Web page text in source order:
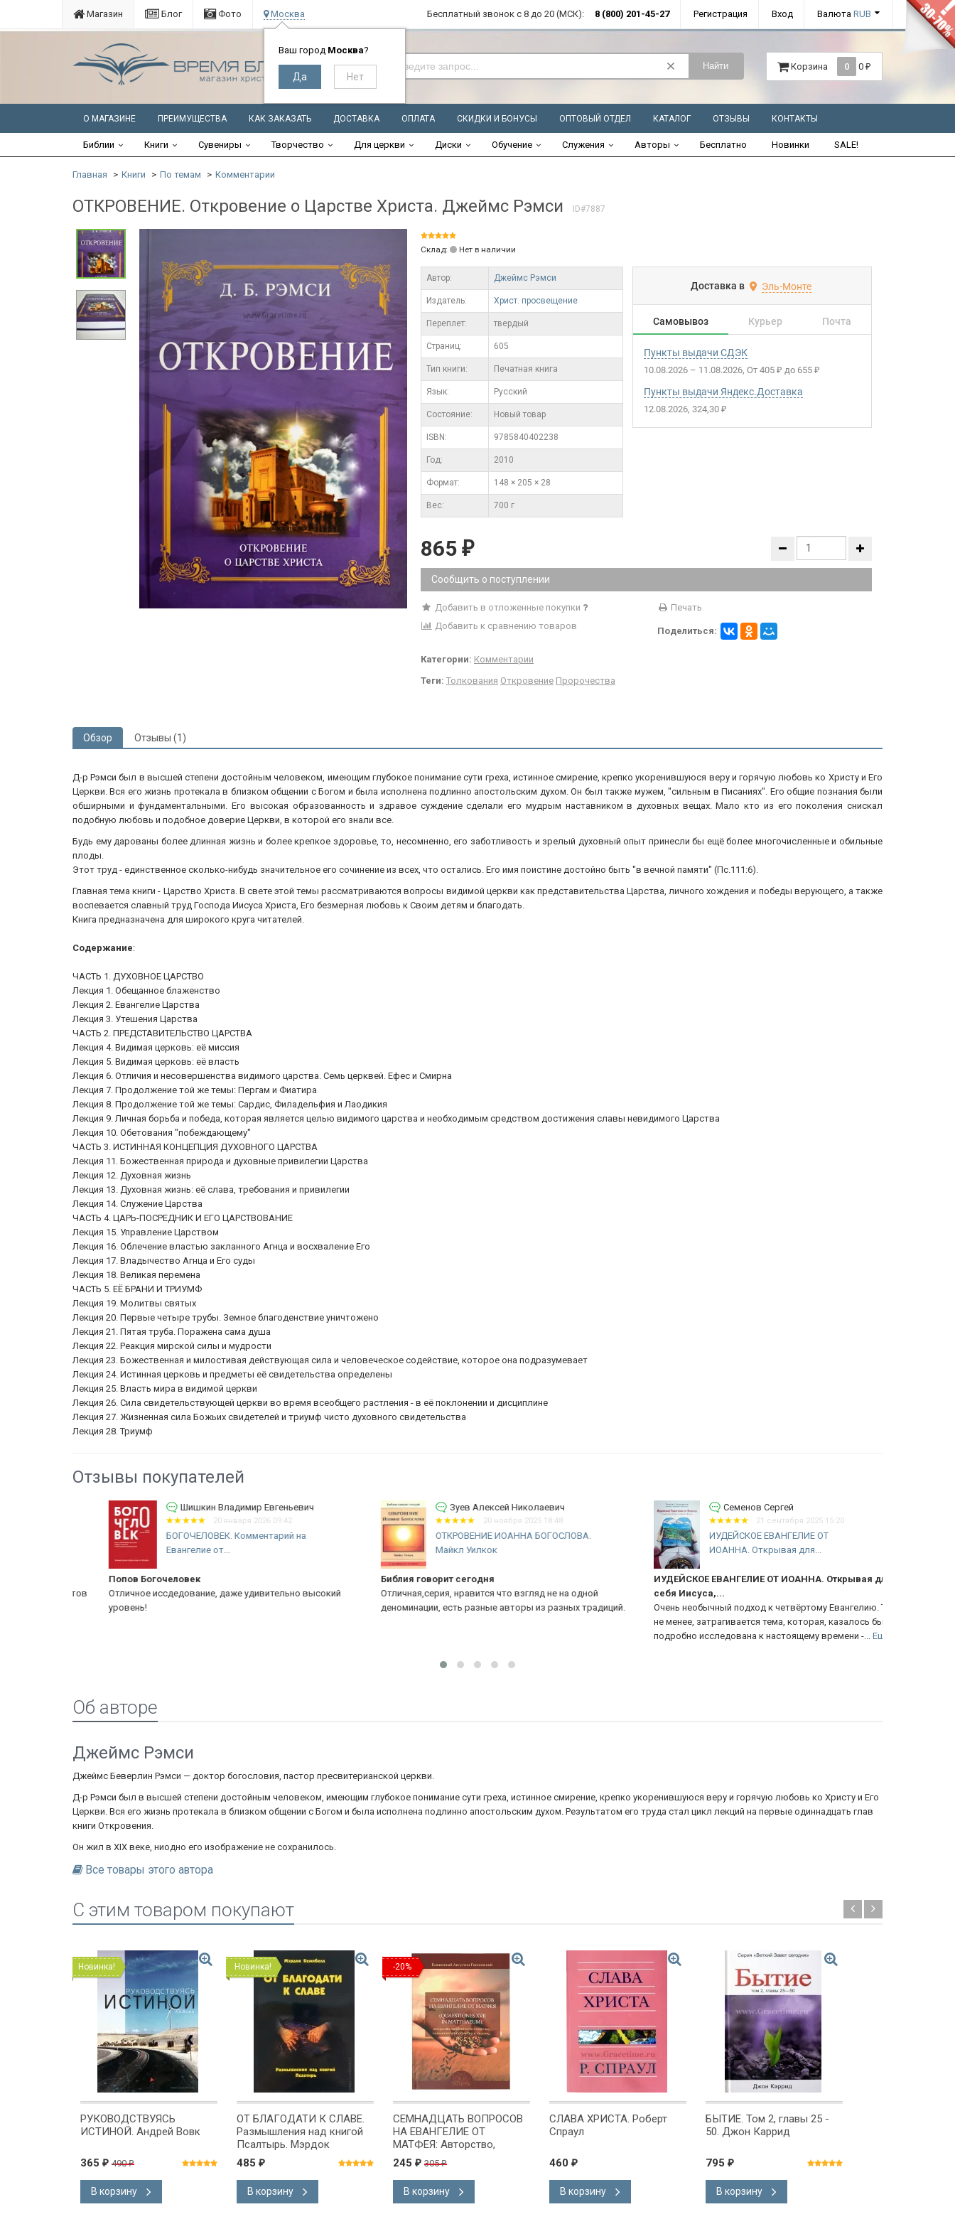
Магазин Блог Фото Москва
Ваш город Москва?
Бесплатный звонок с 8 до 20 (МСК): 8 (800) 201-45-27 Регистрация Вход Валюта RUB
Найти Корзина 0 0 ₽
О МАГАЗИНЕ ПРЕИМУЩЕСТВА КАК ЗАКАЗАТЬ ДОСТАВКА ОПЛАТА СКИДКИ И БОНУСЫ ОПТОВЫЙ ОТДЕЛ КАТАЛОГ ОТЗЫВЫ КОНТАКТЫ
Библии Книги Сувениры Творчество Для церкви Диски Обучение Служения Авторы Бесплатно Новинки SALE!
Главная Книги По темам Комментарии
ОТКРОВЕНИЕ. Откровение о Царстве Христа. Джеймс Рэмси ID#7887
Склад: Нет в наличии
Автор: Джеймс Рэмси
Издатель: Христ. просвещение
Переплет: твердый
Cтраниц: 605
Тип книги: Печатная книга
Язык: Русский
Состояние: Новый товар
ISBN: 9785840402238
Год: 2010
Формат: 148 × 205 × 28
Вес: 700 г
Доставка в Эль-Монте
Самовывоз Курьер Почта
Пункты выдачи СДЭК
10.08.2026 – 11.08.2026 От 405₽ до 655₽
Пункты выдачи Яндекс.Доставка
12.08.2026 324,30₽
865 ₽
Сообщить о поступлении
Добавить в отложенные покупки
Печать
Добавить к сравнению товаров
Поделиться:
Категории: Комментарии
Теги: Толкования Откровение Пророчества
Обзор Отзывы (1)
Д-р Рэмси был в высшей степени достойным человеком, имеющим глубокое понимание сути греха, истинное смирение, крепко укоренившуюся веру и горячую любовь ко Христу и Его
Церкви. Вся его жизнь протекала в близком общении с Богом и была исполнена подлинно апостольским духом. Он был также мужем, "сильным в Писаниях". Его общие познания были
обширными и фундаментальными. Его высокая образованность и здравое суждение сделали его мудрым наставником в духовных вещах. Мало кто из его поколения снискал
подобную любовь и подобное доверие Церкви, в которой его знали все.
Будь ему дарованы более длинная жизнь и более крепкое здоровье, то, несомненно, его заботливость и зрелый духовный опыт принесли бы ещё более многочисленные и обильные
плоды.
Этот труд - единственное сколько-нибудь значительное его сочинение из всех, что остались. Его имя поистине достойно быть "в вечной памяти" (Пс.111:6).
Главная тема книги - Царство Христа. В свете этой темы рассматриваются вопросы видимой церкви как представительства Царства, личного хождения и победы верующего, а также
воспевается славный труд Господа Иисуса Христа, Его безмерная любовь к Своим детям и благодать.
Книга предназначена для широкого круга читателей.
Содержание:
ЧАСТЬ 1. ДУХОВНОЕ ЦАРСТВО
Лекция 1. Обещанное блаженство
Лекция 2. Евангелие Царства
Лекция 3. Утешения Царства
ЧАСТЬ 2. ПРЕДСТАВИТЕЛЬСТВО ЦАРСТВА
Лекция 4. Видимая церковь: её миссия
Лекция 5. Видимая церковь: её власть
Лекция 6. Отличия и несовершенства видимого царства. Семь церквей. Ефес и Смирна
Лекция 7. Продолжение той же темы: Пергам и Фиатира
Лекция 8. Продолжение той же темы: Сардис, Филадельфия и Лаодикия
Лекция 9. Личная борьба и победа, которая является целью видимого царства и необходимым средством достижения славы невидимого Царства
Лекция 10. Обетования "побеждающему"
ЧАСТЬ 3. ИСТИННАЯ КОНЦЕПЦИЯ ДУХОВНОГО ЦАРСТВА
Лекция 11. Божественная природа и духовные привилегии Царства
Лекция 12. Духовная жизнь
Лекция 13. Духовная жизнь: её слава, требования и привилегии
Лекция 14. Служение Царства
ЧАСТЬ 4. ЦАРЬ-ПОСРЕДНИК И ЕГО ЦАРСТВОВАНИЕ
Лекция 15. Управление Царством
Лекция 16. Облечение властью закланного Агнца и восхваление Его
Лекция 17. Владычество Агнца и Его суды
Лекция 18. Великая перемена
ЧАСТЬ 5. ЕЁ БРАНИ И ТРИУМФ
Лекция 19. Молитвы святых
Лекция 20. Первые четыре трубы. Земное благоденствие уничтожено
Лекция 21. Пятая труба. Поражена сама душа
Лекция 22. Реакция мирской силы и мудрости
Лекция 23. Божественная и милостивая действующая сила и человеческое содействие, которое она подразумевает
Лекция 24. Истинная церковь и предметы её свидетельства определены
Лекция 25. Власть мира в видимой церкви
Лекция 26. Сила свидетельствующей церкви во время всеобщего растления - в её поклонении и дисциплине
Лекция 27. Жизненная сила Божьих свидетелей и триумф чисто духовного свидетельства
Лекция 28. Триумф
Отзывы покупателей
Шишкин Владимир Евгеньевич
20 января 2026 09:42
БОГОЧЕЛОВЕК. Комментарий на
Евангелие от...
Попов Богочеловек
Отличное иссдедование, даже удивительно высокий
уровень!
Зуев Алексей Николаевич
20 ноября 2025 18:48
ОТКРОВЕНИЕ ИОАННА БОГОСЛОВА.
Майкл Уилкок
Библия говорит сегодня
Отличная,серия, нравится что взгляд не на одной
деноминации, есть разные авторы из разных традиций.
Семенов Сергей
21 сентября 2025 15:20
ИУДЕЙСКОЕ ЕВАНГЕЛИЕ ОТ
ИОАННА. Открывая для...
ИУДЕЙСКОЕ ЕВАНГЕЛИЕ ОТ ИОАННА. Открывая для
себя Иисуса,...
Очень необычный подход к четвёртому Евангелию. Тем
не менее, затрагивается тема, которая, казалось бы,
подробно исследована к настоящему времени -...Еще
Об авторе
Джеймс Рэмси
Джеймс Беверлин Рэмси — доктор богословия, пастор пресвитерианской церкви.
Д-р Рэмси был в высшей степени достойным человеком, имеющим глубокое понимание сути греха, истинное смирение, крепко укоренившуюся веру и горячую любовь ко Христу и Его
Церкви. Вся его жизнь протекала в близком общении с Богом и была исполнена подлинно апостольским духом. Результатом его труда стал цикл лекций на первые одиннадцать глав
книги Откровения.
Он жил в XIX веке, ниодно его изображение не сохранилось.
Все товары этого автора
C этим товаром покупают
Новинка!
РУКОВОДСТВУЯСЬ
ИСТИНОЙ. Андрей Вовк
365 ₽ 490₽
В корзину
Новинка!
ОТ БЛАГОДАТИ К СЛАВЕ.
Размышления над книгой
Псалтырь. Мэрдок
Кемпбелл
485 ₽
В корзину
-20%
СЕМНАДЦАТЬ ВОПРОСОВ
НА ЕВАНГЕЛИЕ ОТ
МАТФЕЯ: Авторство,
особенности экзегезы,
полемический характер и
перевод. Августин
Блаженный
245 ₽ 305₽
В корзину
СЛАВА ХРИСТА. Роберт
Спраул
460 ₽
В корзину
БЫТИЕ. Том 2, главы 25 -
50. Джон Каррид
795 ₽
В корзину